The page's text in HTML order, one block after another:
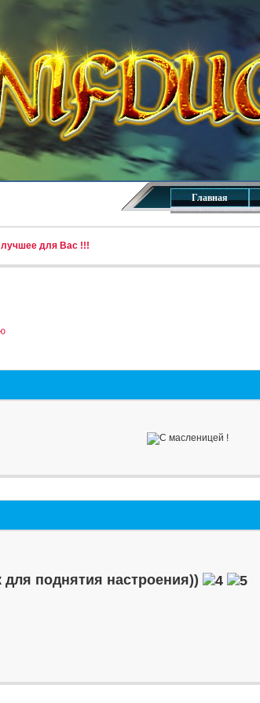
Главная
лучшее для Вас !!!
поднятия настроения))